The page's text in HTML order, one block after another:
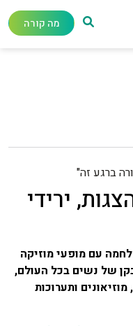
מה קורה
ברגע זה"
ירידי
עם מופעי מוזיקה
של נשים בכל העולם,
ותערוכות